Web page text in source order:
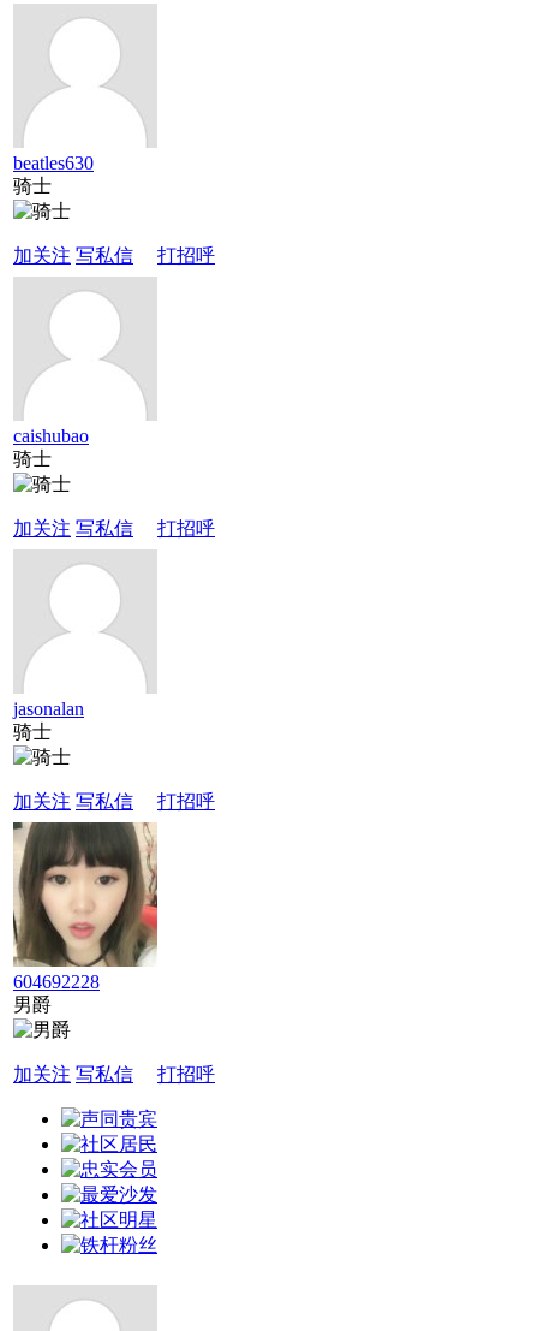
beatles630
骑士
加关注 写私信 打招呼
caishubao
骑士
加关注 写私信 打招呼
jasonalan
骑士
加关注 写私信 打招呼
604692228
男爵
加关注 写私信 打招呼